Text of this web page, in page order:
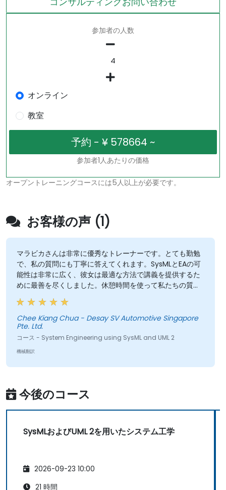
参加者の人数
オンライン
教室
参加者1人あたりの価格
オープントレーニングコースには5人以上が必要です。
お客様の声 (1)
マラビカさんは非常に優秀なトレーナーです。とても勤勉
で、私の質問にも丁寧に答えてくれます。SysMLとEAの可
能性は非常に広く、彼女は最適な方法で講義を提供するた
めに最善を尽くしました。休憩時間を使って私たちの質問
への回答を探してくれることもありました。本当に尊敬し
ています！素晴らしい教師です！
Chee Kiang Chua - Desay SV Automotive Singapore
Pte. Ltd.
コース - System Engineering using SysML and UML 2
機械翻訳
今後のコース
SysMLおよびUML 2を用いたシステム工学
2026-09-23 10:00
21 時間